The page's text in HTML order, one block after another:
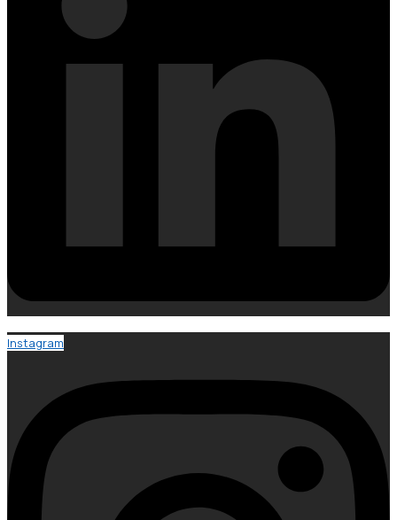
Instagram